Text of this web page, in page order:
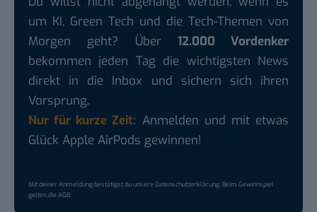
um KI, Green Tech und die Tech-Themen von
Morgen geht? Über 12.000 Vordenker
bekommen jeden Tag die wichtigsten News
direkt in die Inbox und sichern sich ihren
Vorsprung.
Nur für kurze Zeit: Anmelden und mit etwas
Glück Apple AirPods gewinnen!
Mit deiner Anmeldung bestätigst du unsereDatenschutzerklärung. Beim Gewinnspiel
gelten dieAGB.